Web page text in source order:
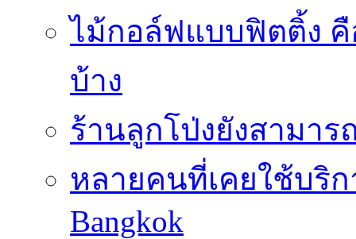
ไม้กอล์ฟแบบฟิตติ้ง คื
บ้าง
ร้านลูกโป่งยังสามา
หลายคนที่เคยใช้บริกา
Bangkok